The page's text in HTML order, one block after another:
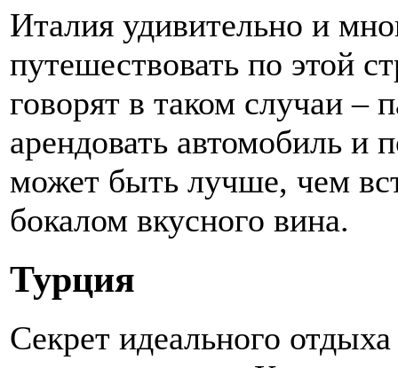
Италия удивительно и
путешествовать по этой
говорят в таком случаи –
арендовать автомобиль и
может быть лучше, чем
бокалом вкусного вина.
Турция
Секрет идеального